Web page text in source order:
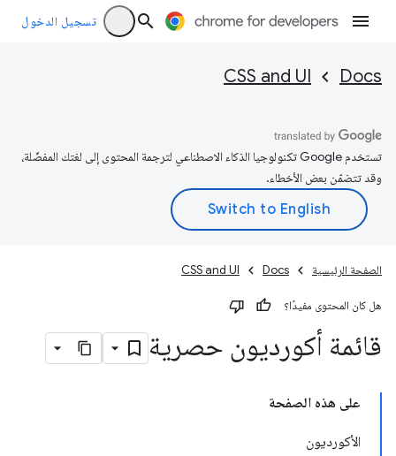
تسجيل الدخول
Docs
CSS and UI
تستخدم Google تكنولوجيا الذكاء الاصطناعي لترجمة المحتوى إلى لغتك المفضّلة،
وقد تتضمّن بعض الأخطاء.
الصفحة الرئيسية Docs
CSS and UI
هل كان المحتوى مفيدًا؟
قائمة أكورديون حصرية
على هذه الصفحة
الأكورديون